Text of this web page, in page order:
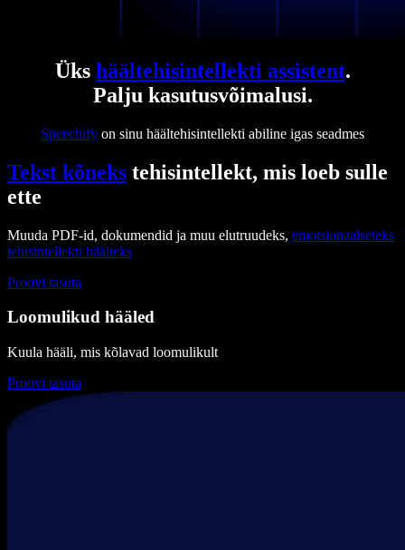
Üks häältehisintellekti assistent.
Palju kasutusvõimalusi.
Speechify on sinu häältehisintellekti abiline igas seadmes
Tekst kõneks tehisintellekt, mis loeb sulle
ette
Muuda PDF-id, dokumendid ja muu elutruudeks, emotsionaalseteks
tehisintellekti häälteks
Proovi tasuta
Loomulikud hääled
Kuula hääli, mis kõlavad loomulikult
Proovi tasuta